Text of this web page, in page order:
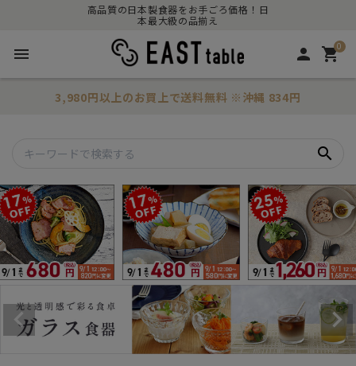
高品質の日本製食器をお手ごろ価格！日
本最大級の品揃え
menu person 0
shopping_cart
3,980円以上のお買上で送料無料 ※沖縄 834円
search